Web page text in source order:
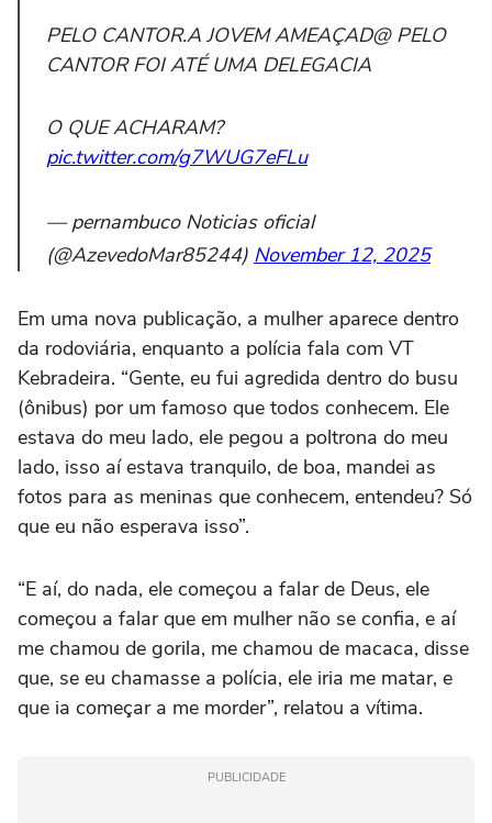
PELO CANTOR.A JOVEM AMEAÇAD@ PELO
CANTOR FOI ATÉ UMA DELEGACIA
O QUE ACHARAM?
pic.twitter.com/g7WUG7eFLu
— pernambuco Noticias oficial
(@AzevedoMar85244) November 12, 2025
Em uma nova publicação, a mulher aparece dentro
da rodoviária, enquanto a polícia fala com VT
Kebradeira. “Gente, eu fui agredida dentro do busu
(ônibus) por um famoso que todos conhecem. Ele
estava do meu lado, ele pegou a poltrona do meu
lado, isso aí estava tranquilo, de boa, mandei as
fotos para as meninas que conhecem, entendeu? Só
que eu não esperava isso”.
“E aí, do nada, ele começou a falar de Deus, ele
começou a falar que em mulher não se confia, e aí
me chamou de gorila, me chamou de macaca, disse
que, se eu chamasse a polícia, ele iria me matar, e
que ia começar a me morder”, relatou a vítima.
PUBLICIDADE